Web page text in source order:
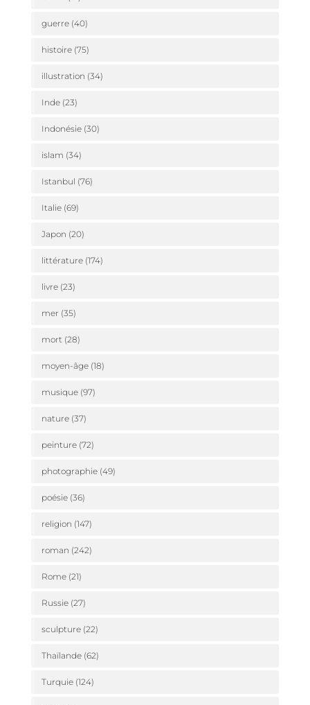
guerre(40)
histoire(75)
illustration (34)
Inde(23)
Indonésie(30)
islam (34)
Istanbul (76)
Italie(69)
Japon (20)
littérature(174)
livre(23)
mer (35)
mort(28)
moyen-âge(18)
musique(97)
nature(37)
peinture(72)
photographie(49)
poésie(36)
religion (147)
roman (242)
Rome(21)
Russie(27)
sculpture(22)
Thaïlande(62)
Turquie(124)